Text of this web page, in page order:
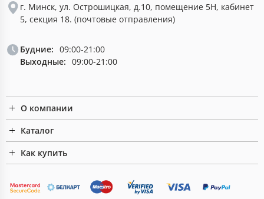
г. Минск, ул. Острошицкая, д.10, помещение 5Н, кабинет
5, секция 18. (почтовые отправления)
Будние: 09:00-21:00
Выходные: 09:00-21:00
О компании
Каталог
Как купить